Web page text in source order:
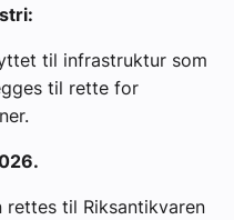
til infrastruktur som
til rette for
rettes til Riksantikvaren